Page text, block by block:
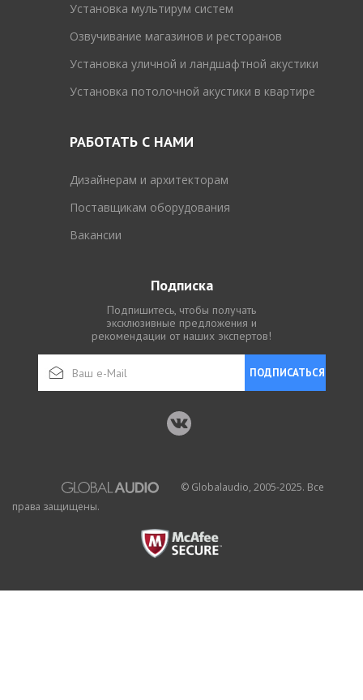
Установка мультирум систем
Озвучивание магазинов и ресторанов
Установка уличной и ландшафтной акустики
Установка потолочной акустики в квартире
РАБОТАТЬ С НАМИ
Дизайнерам и архитекторам
Поставщикам оборудования
Вакансии
Подписка
Подпишитесь, чтобы получать
эксклюзивные предложения и
рекомендации от наших экспертов!
ПОДПИСАТЬСЯ
© Globalaudio, 2005-2025. Все
права защищены.